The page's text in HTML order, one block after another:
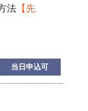
法 【先
当日申込可